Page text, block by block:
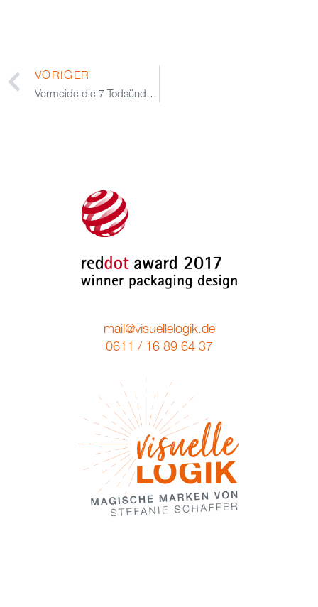
VORIGER
Vermeide die 7 Todsünden der Markengestaltung und lande im Auftragsparadies
mail@visuellelogik.de
0611 / 16 89 64 37